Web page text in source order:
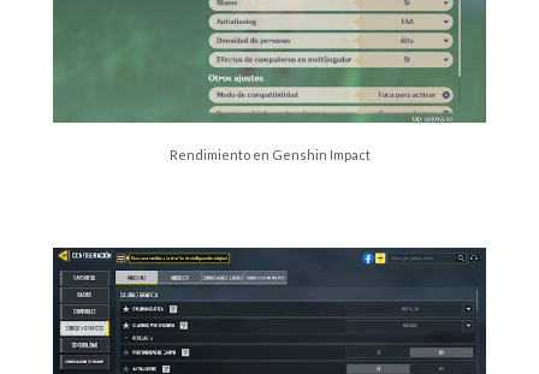
Rendimiento en Genshin Impact